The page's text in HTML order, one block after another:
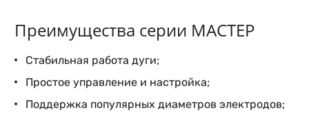
Преимущества серии МАСТЕР
Стабильная работа дуги;
Простое управление и настройка;
Поддержка популярных диаметров электродов;